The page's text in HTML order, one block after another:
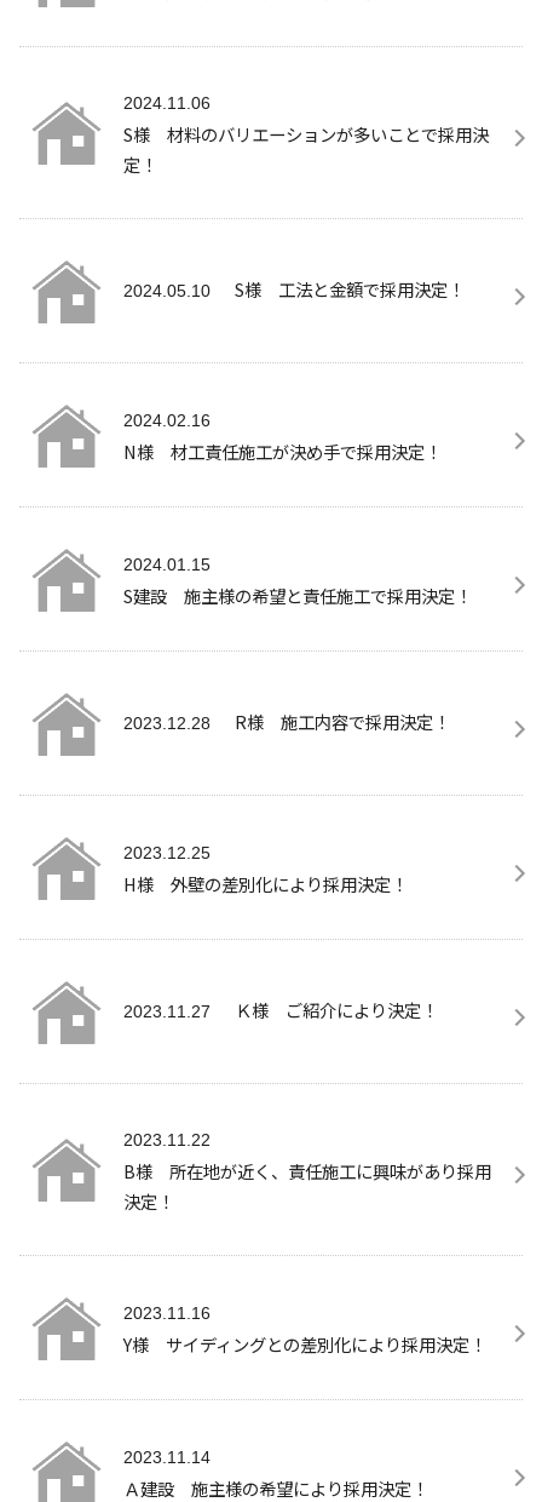
2024.11.06
S様 材料のバリエーションが多いことで採用決
定！
2024.05.10 S様 工法と金額で採用決定！
2024.02.16
N様 材工責任施工が決め手で採用決定！
2024.01.15
S建設 施主様の希望と責任施工で採用決定！
2023.12.28 R様 施工内容で採用決定！
2023.12.25
H様 外壁の差別化により採用決定！
2023.11.27 Ｋ様 ご紹介により決定！
2023.11.22
B様 所在地が近く、責任施工に興味があり採用
決定！
2023.11.16
Y様 サイディングとの差別化により採用決定！
2023.11.14
Ａ建設 施主様の希望により採用決定！